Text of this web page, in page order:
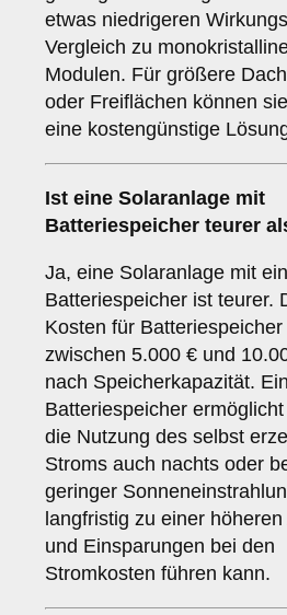
etwas niedrigeren
Vergleich zu
Modulen. Für größere
oder Freiflächen können
eine kostengünstige
Ist eine Solaranlage mit
Batteriespeicher teurer
Ja, eine Solaranlage mit
Batteriespeicher ist teurer.
Kosten für Batteriespeicher
zwischen 5.000 € und
nach Speicherkapazität. Ein
Batteriespeicher
die Nutzung des selbst
Stroms auch nachts oder
geringer
langfristig zu einer
und Einsparungen bei den
Stromkosten führen kann.